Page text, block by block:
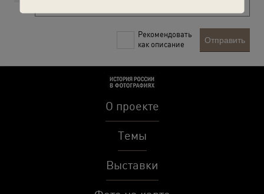
Рекомендовать
как описание
Отправить
О проекте
Темы
Выставки